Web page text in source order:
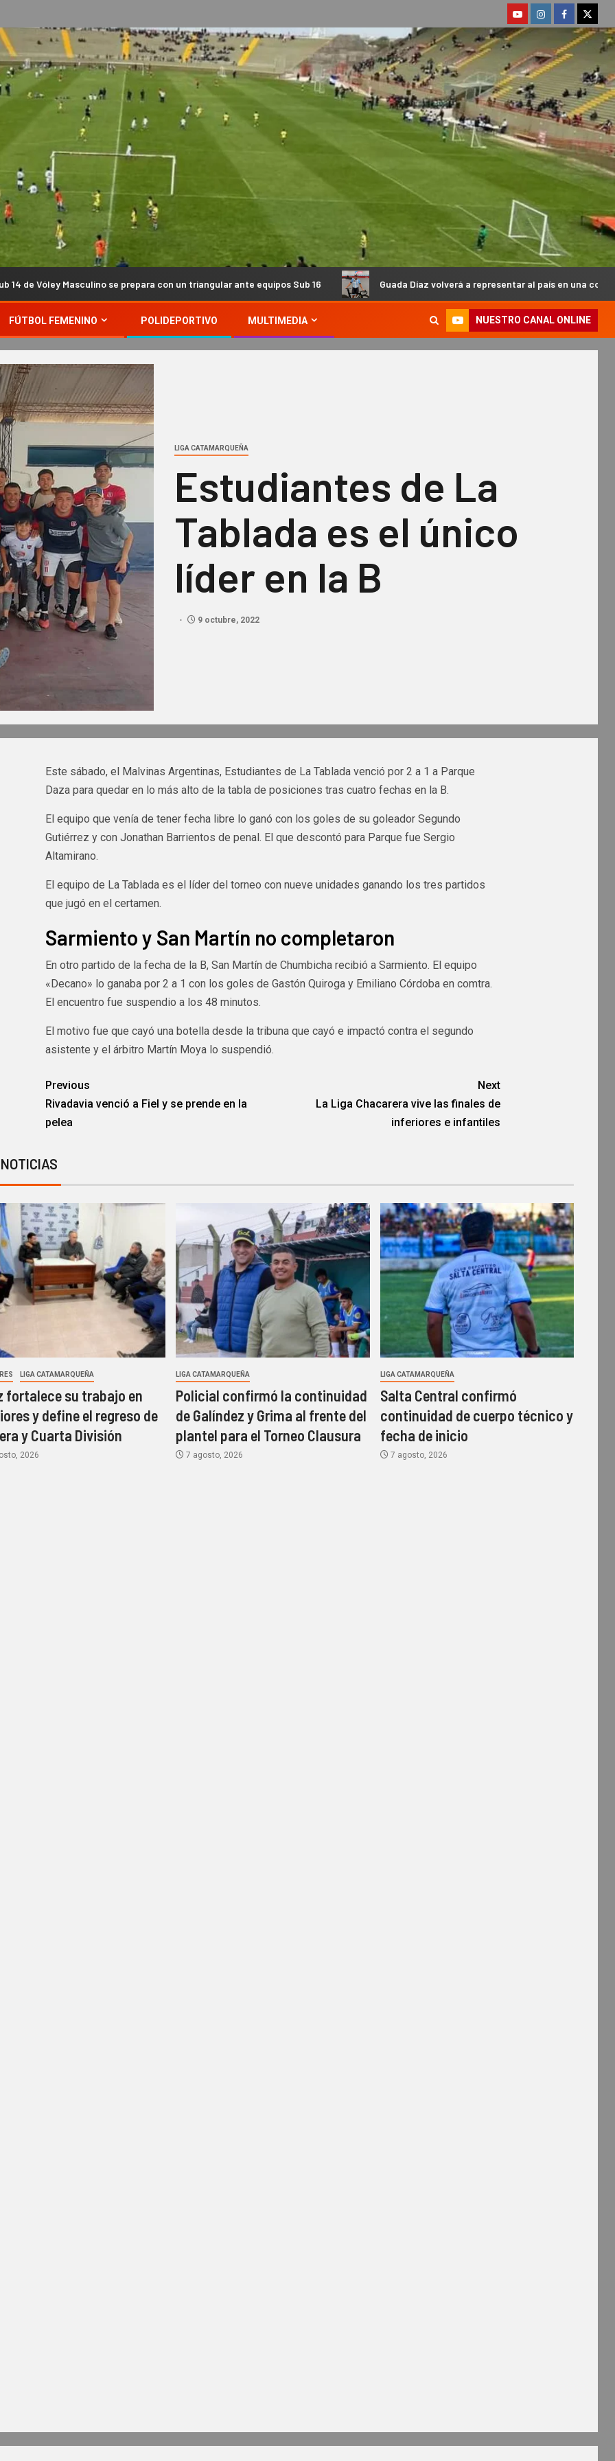
se prepara con un triangular ante equipos Sub 16 Guada Díaz volverá a representar al país en una competencia
FÚTBOL FEMENINO POLIDEPORTIVO MULTIMEDIA NUESTRO CANAL ONLINE
LIGA CATAMARQUEÑA
Estudiantes de La
Tablada es el único
líder en la B
9 octubre, 2022
Este sábado, el Malvinas Argentinas, Estudiantes de La Tablada venció por 2 a 1 a Parque
Daza para quedar en lo más alto de la tabla de posiciones tras cuatro fechas en la B.
El equipo que venía de tener fecha libre lo ganó con los goles de su goleador Segundo
Gutiérrez y con Jonathan Barrientos de penal. El que descontó para Parque fue Sergio
Altamirano.
El equipo de La Tablada es el líder del torneo con nueve unidades ganando los tres partidos
que jugó en el certamen.
Sarmiento y San Martín no completaron
En otro partido de la fecha de la B, San Martín de Chumbicha recibió a Sarmiento. El equipo
«Decano» lo ganaba por 2 a 1 con los goles de Gastón Quiroga y Emiliano Córdoba en comtra.
El encuentro fue suspendio a los 48 minutos.
El motivo fue que cayó una botella desde la tribuna que cayó e impactó contra el segundo
asistente y el árbitro Martín Moya lo suspendió.
Previous
Rivadavia venció a Fiel y se prende en la
pelea
Next
La Liga Chacarera vive las finales de
inferiores e infantiles
LIGA CATAMARQUEÑA
fortalece su trabajo en
y define el regreso de
y Cuarta División
2026
LIGA CATAMARQUEÑA
Policial confirmó la continuidad
de Galíndez y Grima al frente del
plantel para el Torneo Clausura
7 agosto, 2026
LIGA CATAMARQUEÑA
Salta Central confirmó
continuidad de cuerpo técnico y
fecha de inicio
7 agosto, 2026